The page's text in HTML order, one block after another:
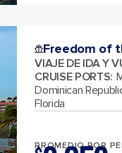
Freedom of
VIAJE DE IDA Y
CRUISE PORTS:
Dominican
Florida
PROMEDIO POR